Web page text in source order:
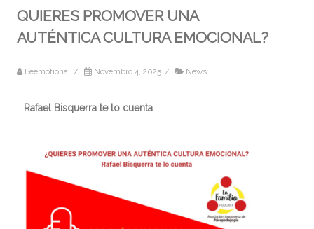
QUIERES PROMOVER UNA
AUTÉNTICA CULTURA EMOCIONAL?
Beemotional / Novembro 4, 2025 / News
Rafael Bisquerra te lo cuenta